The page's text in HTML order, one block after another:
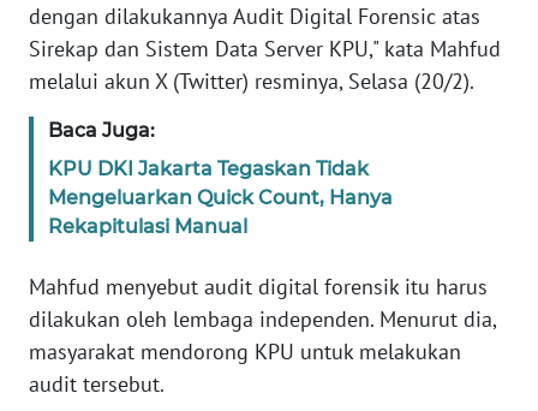
dengan dilakukannya Audit Digital Forensic atas
Sirekap dan Sistem Data Server KPU," kata Mahfud
melalui akun X (Twitter) resminya, Selasa (20/2).
Baca Juga:
KPU DKI Jakarta Tegaskan Tidak
Mengeluarkan Quick Count, Hanya
Rekapitulasi Manual
Mahfud menyebut audit digital forensik itu harus
dilakukan oleh lembaga independen. Menurut dia,
masyarakat mendorong KPU untuk melakukan
audit tersebut.
INDEKS
BERITA
KAMI
INFO
IKLAN
TENTANG
KAMI
PEDOMAN